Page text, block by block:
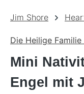
Jim Shore
Die Heilige
Mini
Engel mit